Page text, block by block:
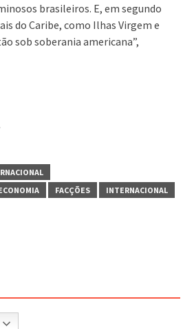
brasileiros. E, em segundo
do Caribe, como Ilhas Virgem e
sob soberania americana”,
FACÇÕES
INTERNACIONAL